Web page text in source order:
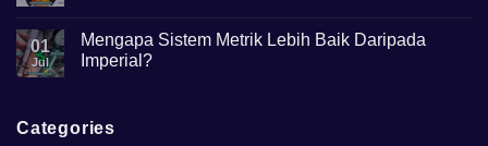
on
Hardness
scale
01
Jul
Mengapa Sistem Metrik Lebih Baik Daripada
Imperial?
Mengapa
Sistem
Categories